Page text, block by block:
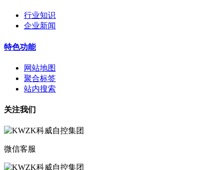
行业知识
企业新闻
特色功能
网站地图
聚合标签
站内搜索
关注我们
微信客服